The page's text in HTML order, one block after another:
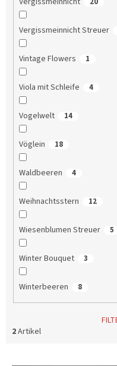
Vergissmeinnicht Streuer
Vintage Flowers 1
Viola mit Schleife 4
Vogelwelt 14
Vöglein 18
Waldbeeren 4
Weihnachtsstern 12
Wiesenblumen Streuer 5
Winter Bouquet 3
Winterbeeren 8
2Artikel